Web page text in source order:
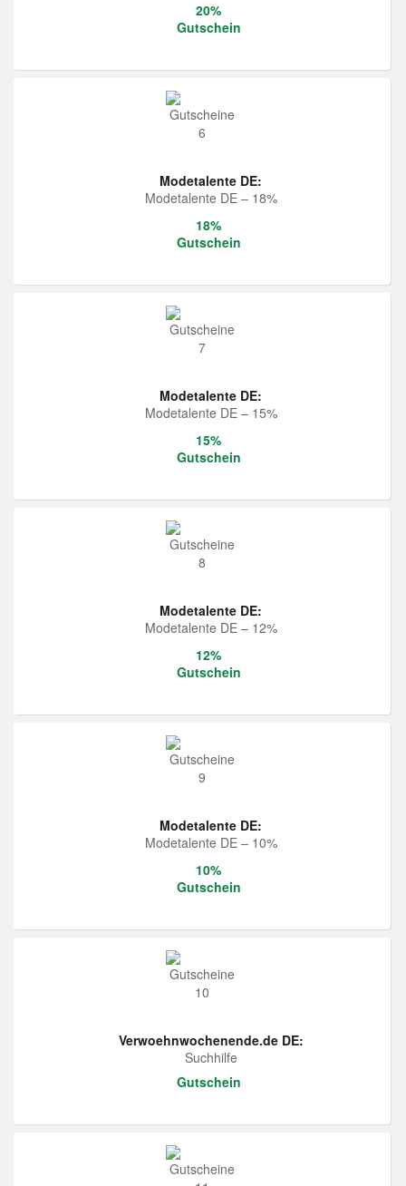
20%
Gutschein
Modetalente DE:
Modetalente DE – 18%
18%
Gutschein
Modetalente DE:
Modetalente DE – 15%
15%
Gutschein
Modetalente DE:
Modetalente DE – 12%
12%
Gutschein
Modetalente DE:
Modetalente DE – 10%
10%
Gutschein
Verwoehnwochenende.de DE:
Suchhilfe
Gutschein